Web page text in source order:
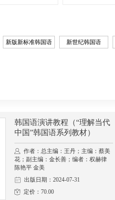
新版新标准韩国语 新世纪韩国语
韩国语演讲教程（“理解当代
中国”韩国语系列教材）
作者：总主编：王丹；主编：蔡美
花；副主编：金长善；编者：权赫律
陈艳平 金美
出版日期：2024-07-31
定价：70.00